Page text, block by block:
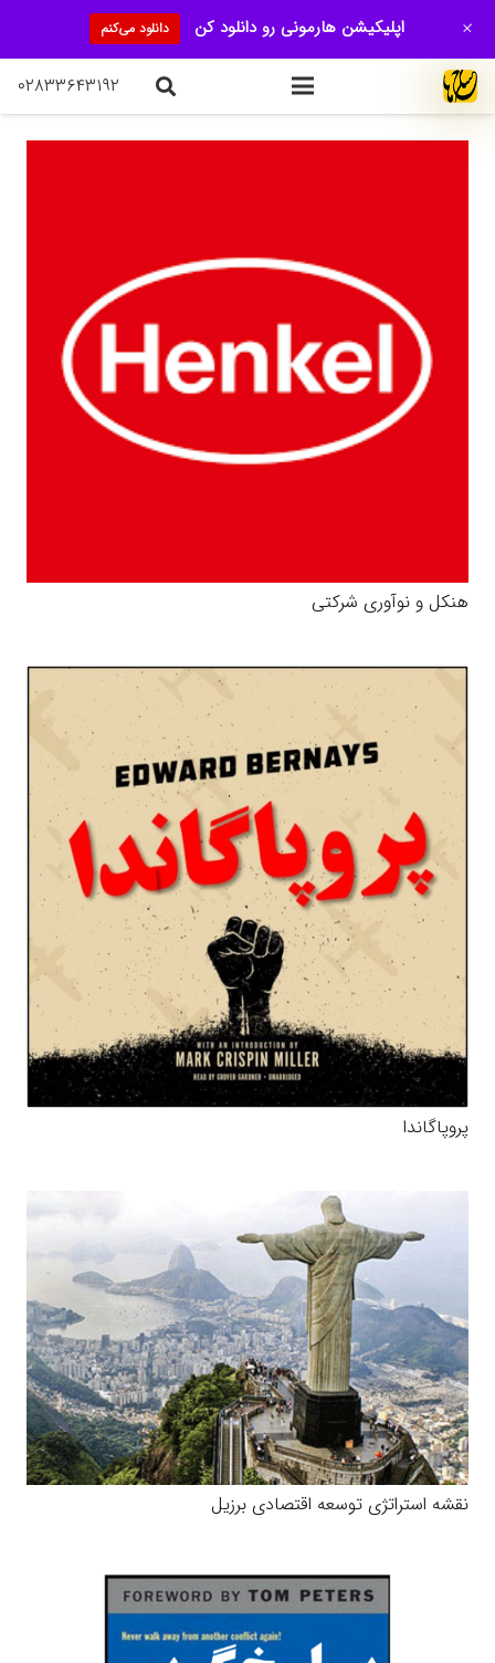
۰۲۸۳۳۶۴۳۱۹۲
هنكل و نوآوری شرکتی
پروپاگاندا
نقشه استراتژی توسعه اقتصادی برزیل
اپلیکیشن هارمونی رو دانلود کن دانلود می‌کنم +